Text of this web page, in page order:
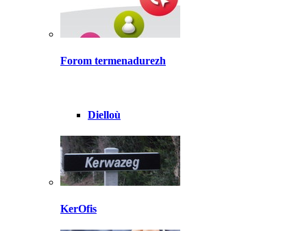
Forom termenadurezh
Dielloù
KerOfis